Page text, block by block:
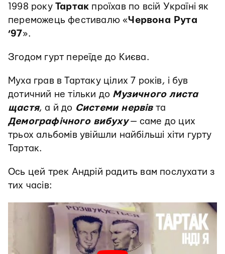
1998 року Тартак проїхав по всій Україні як
переможець фестивалю «Червона Рута
’97».
Згодом гурт переїде до Києва.
Муха грав в Тартаку цілих 7 років, і був
дотичний не тільки до Музичного листа
щастя, а й до Системи нервівта
Демографічного вибуху— саме до цих
трьох альбомів увійшли найбільші хіти гурту
Тартак.
Ось цей трек Андрій радить вам послухати з
тих часів: